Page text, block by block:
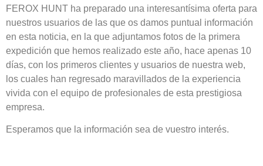
FEROX HUNT ha preparado una interesantísima oferta para
nuestros usuarios de las que os damos puntual información
en esta noticia, en la que adjuntamos fotos de la primera
expedición que hemos realizado este año, hace apenas 10
días, con los primeros clientes y usuarios de nuestra web,
los cuales han regresado maravillados de la experiencia
vivida con el equipo de profesionales de esta prestigiosa
empresa.
Esperamos que la información sea de vuestro interés.